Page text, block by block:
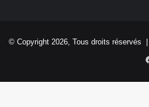
© Copyright 2026, Tous droits réservés |